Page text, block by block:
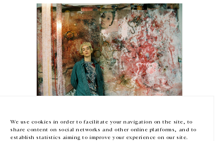
We use cookies in order to facilitate your navigation on the site, to
share content on social networks and other online platforms, and to
establish statistics aiming to improve your experience on our site.
Prix Marcel Duchamp 2022
13 janvier — 17 octobre 2022
GALERIE CHANTAL CROUSEL
10 RUE CHARLOT, 75003 PARIS
+33 1 42 77 38 87
GALERIE@CROUSEL.COM
HORAIRES D'OUVERTURE
DU MARDI AU VENDREDI
LE SAMEDI
EN FR 中文 Facebook Instagram